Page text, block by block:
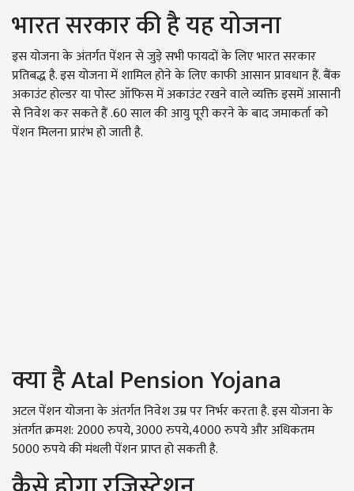
भारत सरकार की है यह योजना
इस योजना के अंतर्गत पेंशन से जुड़े सभी फायदों के लिए भारत सरकार
प्रतिबद्ध है. इस योजना में शामिल होने के लिए काफी आसान प्रावधान हैं. बैंक
अकाउंट होल्डर या पोस्ट ऑफिस में अकाउंट रखने वाले व्यक्ति इसमें आसानी
से निवेश कर सकते हैं .60साल की आयु पूरी करने के बाद जमाकर्ता को
पेंशन मिलना प्रारंभ हो जाती है.
क्या है Atal Pension Yojana
अटल पेंशन योजना के अंतर्गत निवेश उम्र पर निर्भर करता है. इस योजना के
अंतर्गत क्रमश: 2000रुपये, 3000रुपये,4000रुपये और अधिकतम
5000रुपये की मंथली पेंशन प्राप्त हो सकती है.